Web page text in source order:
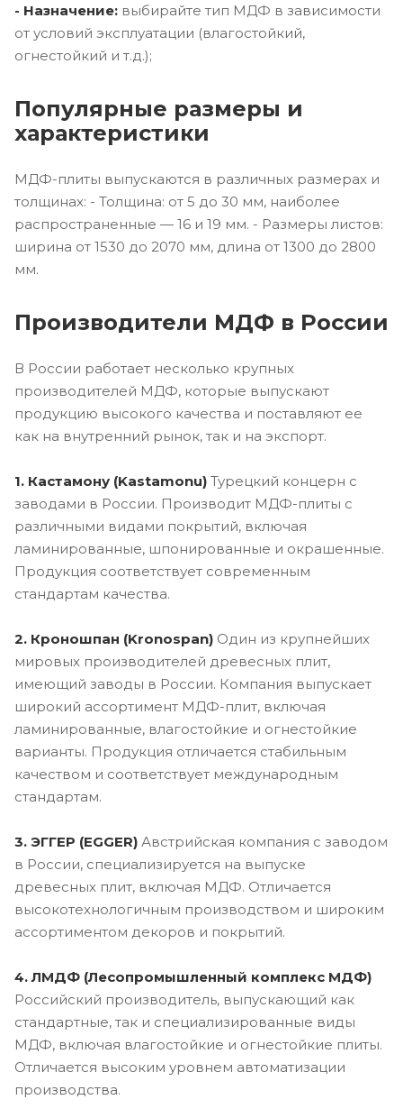
- Назначение: выбирайте тип МДФ в зависимости
от условий эксплуатации (влагостойкий,
огнестойкий и т.д.);
Популярные размеры и
характеристики
МДФ-плиты выпускаются в различных размерах и
толщинах: - Толщина: от 5 до 30 мм, наиболее
распространенные — 16 и 19 мм. - Размеры листов:
ширина от 1530 до 2070 мм, длина от 1300 до 2800
мм.
Производители МДФ в России
В России работает несколько крупных
производителей МДФ, которые выпускают
продукцию высокого качества и поставляют ее
как на внутренний рынок, так и на экспорт.
1. Кастамону (Kastamonu) Турецкий концерн с
заводами в России. Производит МДФ-плиты с
различными видами покрытий, включая
ламинированные, шпонированные и окрашенные.
Продукция соответствует современным
стандартам качества.
2. Кроношпан (Kronospan) Один из крупнейших
мировых производителей древесных плит,
имеющий заводы в России. Компания выпускает
широкий ассортимент МДФ-плит, включая
ламинированные, влагостойкие и огнестойкие
варианты. Продукция отличается стабильным
качеством и соответствует международным
стандартам.
3. ЭГГЕР (EGGER) Австрийская компания с заводом
в России, специализируется на выпуске
древесных плит, включая МДФ. Отличается
высокотехнологичным производством и широким
ассортиментом декоров и покрытий.
4. ЛМДФ (Лесопромышленный комплекс МДФ)
Российский производитель, выпускающий как
стандартные, так и специализированные виды
МДФ, включая влагостойкие и огнестойкие плиты.
Отличается высоким уровнем автоматизации
производства.